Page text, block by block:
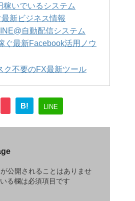
稼いでいるシステム
新ビジネス情報
自動配信システム
ぐ最新Facebook活用ノウ
ク不要のFX最新ツール
B! LINE
公開されることはありませ
る欄は必須項目です